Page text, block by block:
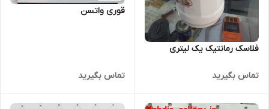
فلاسک رمانتیک یک لیتری
تماس بگیرید
قوری واتسن
تماس بگیرید